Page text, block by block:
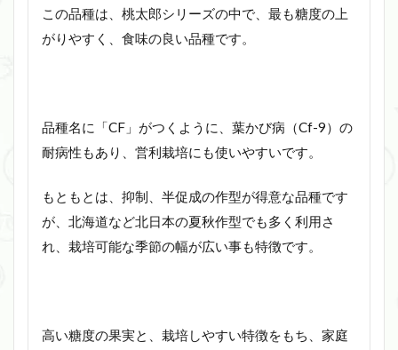
この品種は、桃太郎シリーズの中で、最も糖度の上
がりやすく、食味の良い品種です。
品種名に「CF」がつくように、葉かび病（Cf-9）の
耐病性もあり、営利栽培にも使いやすいです。
もともとは、抑制、半促成の作型が得意な品種です
が、北海道など北日本の夏秋作型でも多く利用さ
れ、栽培可能な季節の幅が広い事も特徴です。
高い糖度の果実と、栽培しやすい特徴をもち、家庭